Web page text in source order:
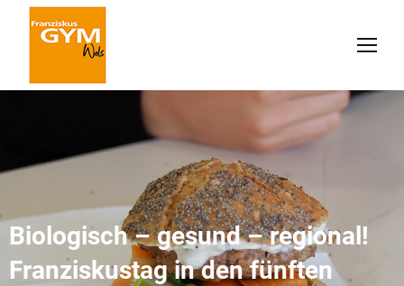
Biologisch – gesund – regional!
Franziskustag in den fünften